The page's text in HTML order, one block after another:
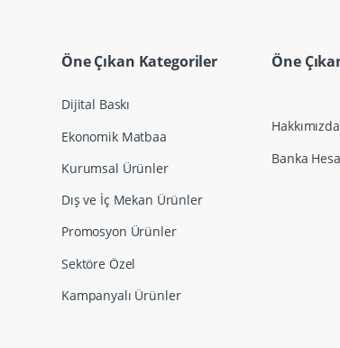
Öne Çıkan Kategoriler
Dijital Baskı
Ekonomik Matbaa
Kurumsal Ürünler
Dış ve İç Mekan Ürünler
Promosyon Ürünler
Sektöre Özel
Kampanyalı Ürünler
Öne
Hakkımızda
Banka